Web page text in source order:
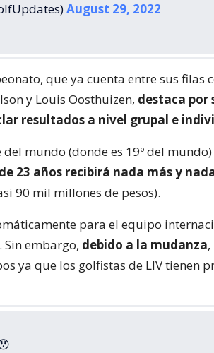
August 29, 2022
que ya cuenta entre sus filas
y Louis Oosthuizen, destaca por
resultados a nivel grupal e
mundo (donde es 19º del
23 años recibirá nada más y
90 mil millones de pesos).
para el equipo
Sin embargo, debido a la mudanza
ya que los golfistas de LIV tienen